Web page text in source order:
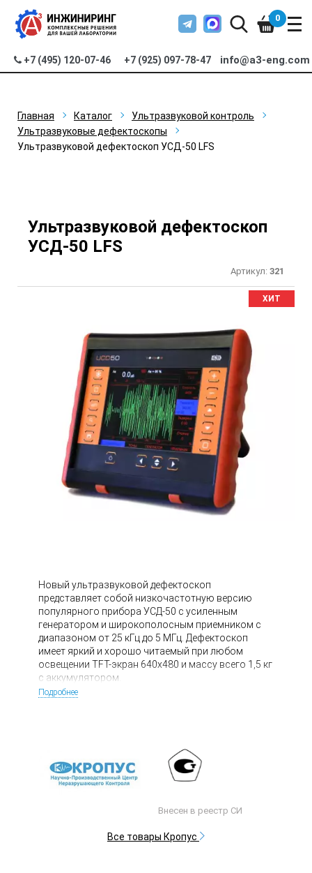
+7 (495) 120-07-46 +7 (925) 097-78-47 info@a3-eng.com
0
Главная Каталог
Ультразвуковой контроль
Ультразвуковые дефектоскопы
Ультразвуковой дефектоскоп УСД-50 LFS
Ультразвуковой дефектоскоп
УСД-50 LFS
Артикул: 321
ХИТ
Новый ультразвуковой дефектоскоп
представляет собой низкочастотную версию
популярного прибора УСД-50 с усиленным
генератором и широкополосным приемником с
диапазоном от 25 кГц до 5 МГц. Дефектоскоп
имеет яркий и хорошо читаемый при любом
освещении TFT-экран 640х480 и массу всего 1,5 кг
с аккумулятором.
Подробнее
Внесен в реестр СИ
Все товары Кропус